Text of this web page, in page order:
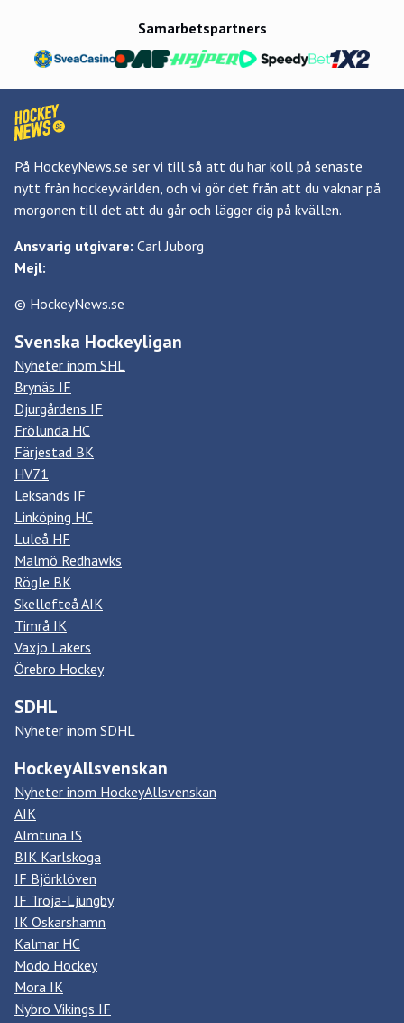
Samarbetspartners
På HockeyNews.se ser vi till så att du har koll på senaste
nytt från hockeyvärlden, och vi gör det från att du vaknar på
morgonen till det att du går och lägger dig på kvällen.
Ansvarig utgivare: Carl Juborg
Mejl:
© HockeyNews.se
Svenska Hockeyligan
Nyheter inom SHL
Brynäs IF
Djurgårdens IF
Frölunda HC
Färjestad BK
HV71
Leksands IF
Linköping HC
Luleå HF
Malmö Redhawks
Rögle BK
Skellefteå AIK
Timrå IK
Växjö Lakers
Örebro Hockey
SDHL
Nyheter inom SDHL
HockeyAllsvenskan
Nyheter inom HockeyAllsvenskan
AIK
Almtuna IS
BIK Karlskoga
IF Björklöven
IF Troja-Ljungby
IK Oskarshamn
Kalmar HC
Modo Hockey
Mora IK
Nybro Vikings IF